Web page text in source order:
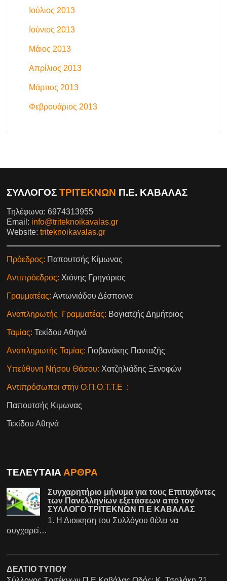
Ιούλιος 2013
Ιούνιος 2013
Μάιος 2013
Απρίλιος 2013
Μάρτιος 2013
Φεβρουάριος 2013
ΣΥΛΛΟΓΟΣΤΡΙΤΕΚΝΩΝ Π.Ε. ΚΑΒΑΛΑΣ
Τηλέφωνα: 6974313955
Email: info@triteknoikavalas.gr
Website:triteknoikavalas.gr
Πρόεδρος: Παπουτσής Κίμωνας
Αντιπρόεδρος: Χιόνης Γρηγόριος
Γραμματέας: Αντωνιάδου Δέσποινα
Αναπληρωτής Γραμματέας: Βογιατζής Δημήτριος
Ταμίας: Τεκίδου Αθηνά
Αναπληρωτής Ταμίας: Γιοβανάκης Πανταζής
Υπεύθυνη Νήσου Θάσου: Χατζηλιάδης Ξενοφών
Αντιπρόσωποι στην Ο.Π.Ο.Τ.Τ.Ε :
Παπουτσής Κιμωνας
Τεκίδου Αθηνά
ΤΕΛΕΥΤΑΙΑ ΑΡΘΡΑ
Συγχαρητήριο μήνυμα για τους Επιτυχόντες
των Πανελληνίων εξετάσεων από τον
ΣΥΛΛΟΓΟ ΤΡΙΤΕΚΝΩΝ Π.Ε ΚΑΒΑΛΑΣ
1. Η Διοικηση του Συλλόγου θέλει να
συγχαρεί…
ΔΕΛΤΙΟ ΤΥΠΟΥ